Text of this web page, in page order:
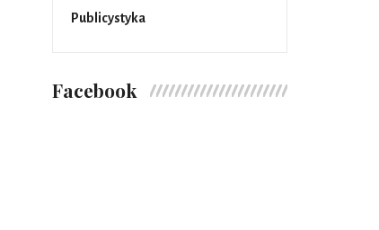
Publicystyka
Facebook